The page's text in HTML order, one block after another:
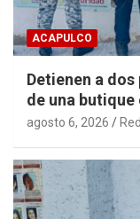
ACAPULCO
Detienen a
de una butique
agosto 6, 2026